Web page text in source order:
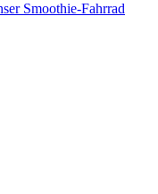
Smoothie-Fahrrad